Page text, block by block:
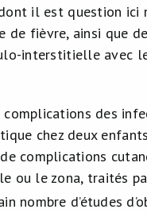
il est question ici
de fièvre, ainsi que
interstitielle avec
des
chez deux
complications
ou le zona, traités
nombre d’études